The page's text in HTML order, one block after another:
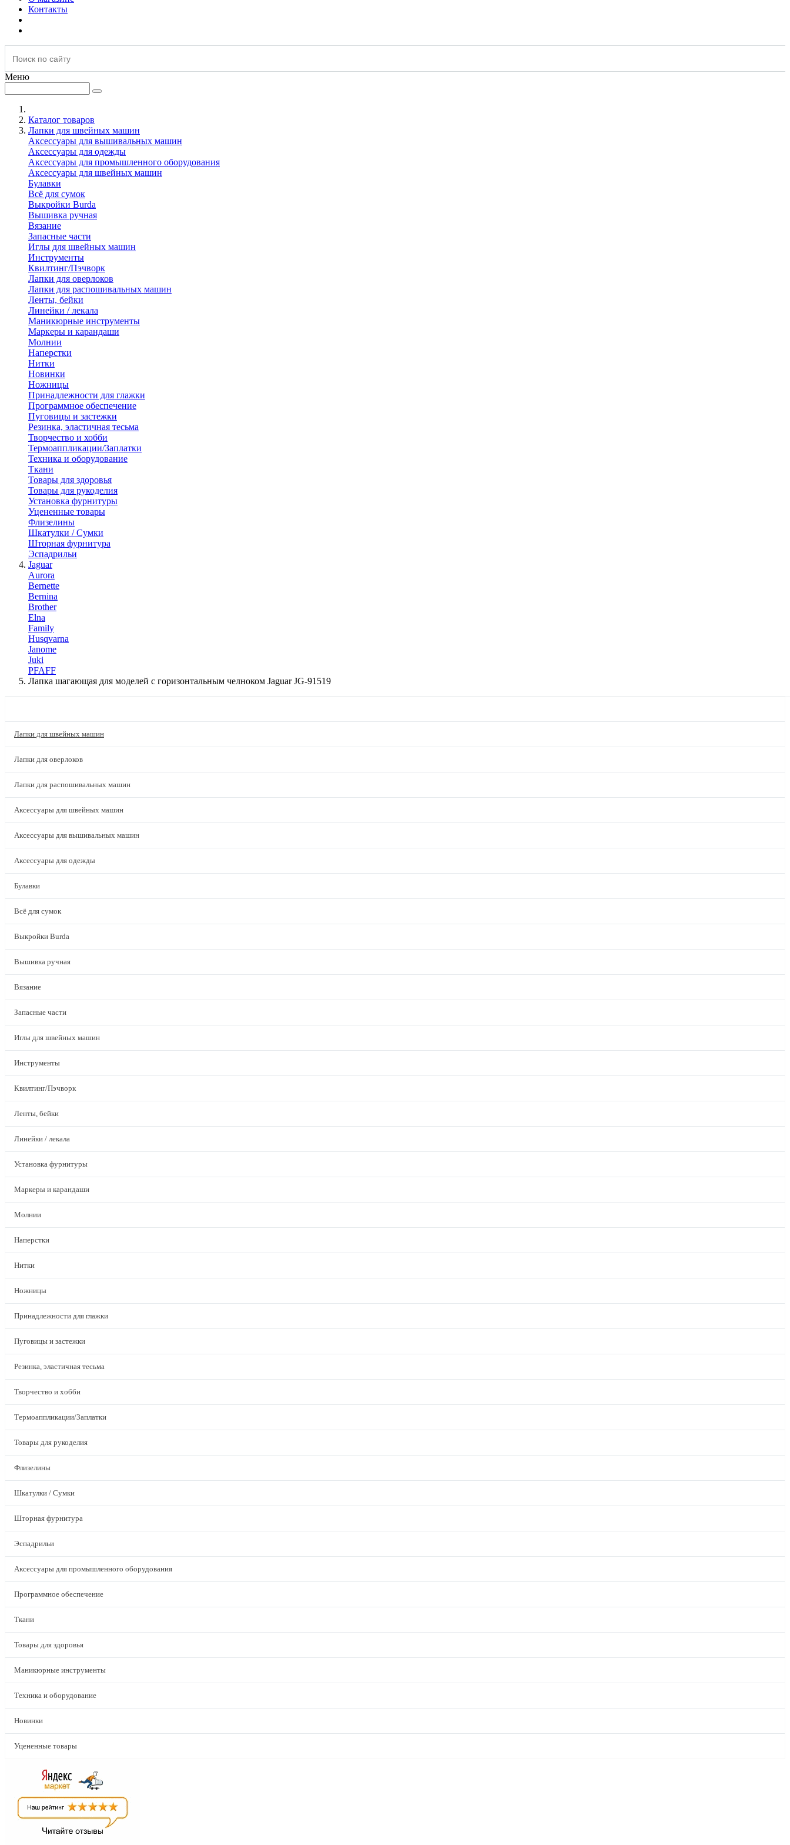
Контакты
Меню
Каталог товаров
Лапки для швейных машин
Аксессуары для вышивальных машин
Аксессуары для одежды
Аксессуары для промышленного оборудования
Аксессуары для швейных машин
Булавки
Всё для сумок
Выкройки Burda
Вышивка ручная
Вязание
Запасные части
Иглы для швейных машин
Инструменты
Квилтинг/Пэчворк
Лапки для оверлоков
Лапки для распошивальных машин
Ленты, бейки
Линейки / лекала
Маникюрные инструменты
Маркеры и карандаши
Молнии
Наперстки
Нитки
Новинки
Ножницы
Принадлежности для глажки
Программное обеспечение
Пуговицы и застежки
Резинка, эластичная тесьма
Творчество и хобби
Термоаппликации/Заплатки
Техника и оборудование
Ткани
Товары для здоровья
Товары для рукоделия
Установка фурнитуры
Уцененные товары
Флизелины
Шкатулки / Сумки
Шторная фурнитура
Эспадрильи
Jaguar
Aurora
Bernette
Bernina
Brother
Elna
Family
Husqvarna
Janome
Juki
PFAFF
Лапка шагающая для моделей с горизонтальным челноком Jaguar JG-91519
Лапки для швейных машин
Лапки для оверлоков
Лапки для распошивальных машин
Аксессуары для швейных машин
Аксессуары для вышивальных машин
Аксессуары для одежды
Булавки
Всё для сумок
Выкройки Burda
Вышивка ручная
Вязание
Запасные части
Иглы для швейных машин
Инструменты
Квилтинг/Пэчворк
Ленты, бейки
Линейки / лекала
Установка фурнитуры
Маркеры и карандаши
Молнии
Наперстки
Нитки
Ножницы
Принадлежности для глажки
Пуговицы и застежки
Резинка, эластичная тесьма
Творчество и хобби
Термоаппликации/Заплатки
Товары для рукоделия
Флизелины
Шкатулки / Сумки
Шторная фурнитура
Эспадрильи
Аксессуары для промышленного оборудования
Программное обеспечение
Ткани
Товары для здоровья
Маникюрные инструменты
Техника и оборудование
Новинки
Уцененные товары